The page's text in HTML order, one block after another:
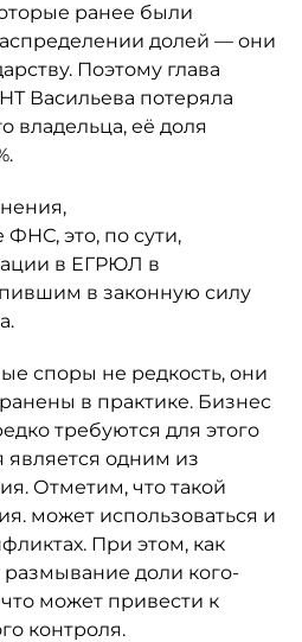
ранее были
долей — они
Поэтому глава
Васильева потеряла
владельца, её доля
это, по сути,
в ЕГРЮЛ в
в законную силу
споры не редкость, они
в практике. Бизнес
требуются для этого
является одним из
Отметим, что такой
может использоваться и
При этом, как
доли кого-
может привести к
контроля.